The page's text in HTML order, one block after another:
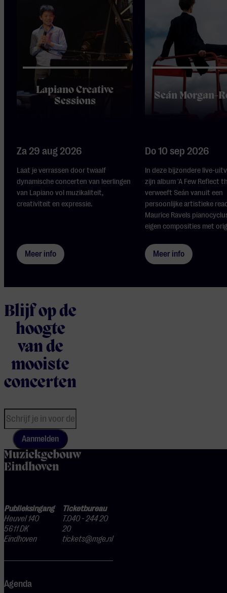
Lapiano Creative
Sessions
Za 29 aug 2026
Laat je verrassen door twaalf
dynamische concerten van leerlingen
van Lapiano vol muzikaliteit,
creativiteit en expressie.
Meer info
Seán Morgan-
Do 10 sep 2026
In deze bijzondere live-
zijn album 'A Few Reflect
verweeft Seán vanuit een
persoonlijke artistieke
Maurice Ravels
eigen composities met
Meer info
Blijf op de
hoogte
van de
mooiste
concerten
Aanmelden
Publieksingang
Heuvel 140
5611 DK
Eindhoven
Ticketbureau
T.040 - 244 20
20
tickets@mge.nl
Agenda